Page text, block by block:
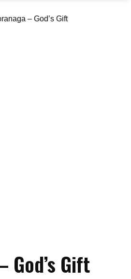
– God’s Gift
God’s Gift